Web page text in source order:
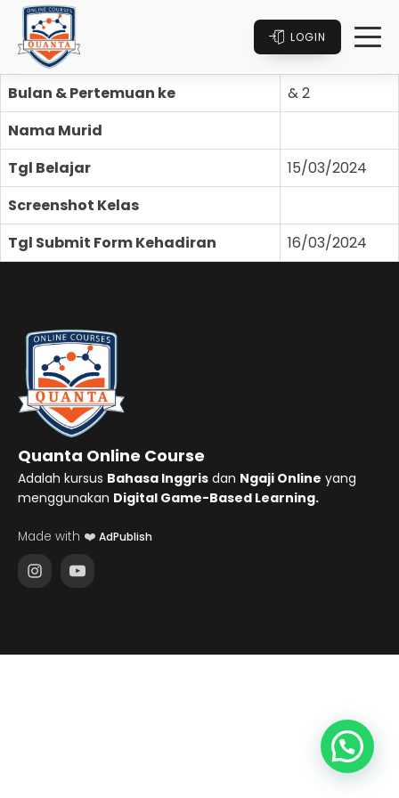
LOGIN
Bulan & Pertemuan ke
& 2
Nama Murid
Tgl Belajar
15/03/2024
Screenshot Kelas
Tgl Submit Form Kehadiran
16/03/2024
Quanta Online Course
Adalah kursus Bahasa Inggris dan Ngaji Online yang
menggunakan Digital Game-Based Learning.
Made with ❤️ AdPublish